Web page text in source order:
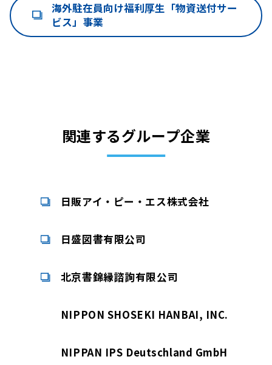
海外駐在員向け福利厚生「物資送付サー
ビス」事業
関連するグループ企業
日販アイ・ピー・エス株式会社
日盛図書有限公司
北京書錦縁諮詢有限公司
NIPPON SHOSEKI HANBAI, INC.
NIPPAN IPS Deutschland GmbH